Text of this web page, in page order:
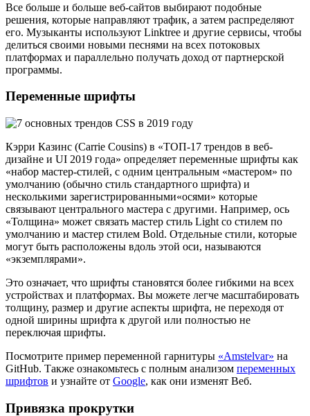
Все больше и больше веб-сайтов выбирают подобные
решения, которые направляют трафик, а затем распределяют
его. Музыканты используют Linktree и другие сервисы, чтобы
делиться своими новыми песнями на всех потоковых
платформах и параллельно получать доход от партнерской
программы.
Переменные шрифты
Кэрри Казинс (Carrie Cousins) в «ТОП-17 трендов в веб-
дизайне и UI 2019 года» определяет переменные шрифты как
«набор мастер-стилей, с одним центральным «мастером» по
умолчанию (обычно стиль стандартного шрифта) и
несколькими зарегистрированными«осями» которые
связывают центрального мастера с другими. Например, ось
«Толщина» может связать мастер стиль Light со стилем по
умолчанию и мастер стилем Bold. Отдельные стили, которые
могут быть расположены вдоль этой оси, называются
«экземплярами».
Это означает, что шрифты становятся более гибкими на всех
устройствах и платформах. Вы можете легче масштабировать
толщину, размер и другие аспекты шрифта, не переходя от
одной ширины шрифта к другой или полностью не
переключая шрифты.
Посмотрите пример переменной гарнитуры «Amstelvar» на
GitHub. Также ознакомьтесь с полным анализом переменных
шрифтов и узнайте от Google, как они изменят Веб.
Привязка прокрутки